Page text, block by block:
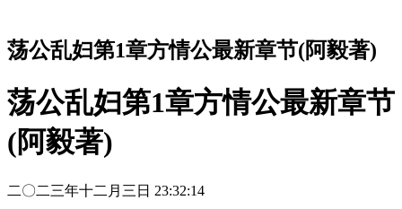
荡公乱妇第1章方情公最新章节(阿毅著)
荡公乱妇第1章方情公最新章节
(阿毅著)
二〇二三年十二月三日 23:32:14